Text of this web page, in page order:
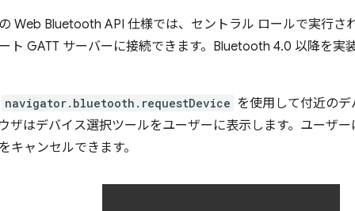
Web Bluetooth API 仕様では、セントラル ロールで実行さ
ト GATT サーバーに接続できます。Bluetooth 4.0 以降を実
navigator.bluetooth.requestDevice を使用して付近の
ザはデバイス選択ツールをユーザーに表示します。ユーザ
キャンセルできます。